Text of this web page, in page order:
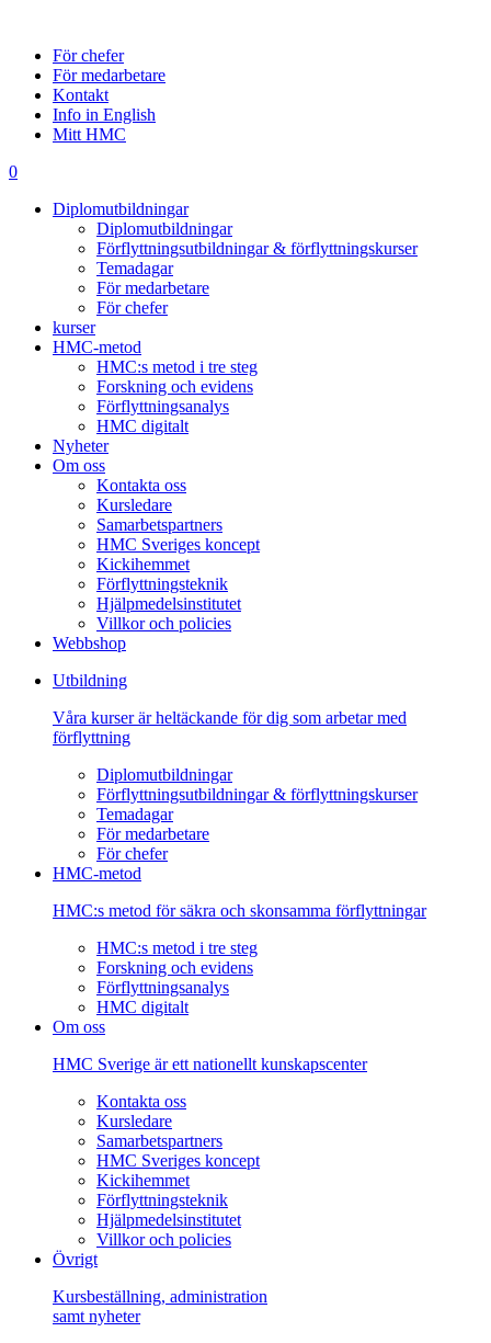
För chefer
För medarbetare
Kontakt
Info in English
Mitt HMC
0
Diplomutbildningar
Diplomutbildningar
Förflyttningsutbildningar & förflyttningskurser
Temadagar
För medarbetare
För chefer
kurser
HMC-metod
HMC:s metod i tre steg
Forskning och evidens
Förflyttningsanalys
HMC digitalt
Nyheter
Om oss
Kontakta oss
Kursledare
Samarbetspartners
HMC Sveriges koncept
Kickihemmet
Förflyttningsteknik
Hjälpmedelsinstitutet
Villkor och policies
Webbshop
Utbildning
Våra kurser är heltäckande för dig som arbetar med
förflyttning
Diplomutbildningar
Förflyttningsutbildningar & förflyttningskurser
Temadagar
För medarbetare
För chefer
HMC-metod
HMC:s metod för säkra och skonsamma förflyttningar
HMC:s metod i tre steg
Forskning och evidens
Förflyttningsanalys
HMC digitalt
Om oss
HMC Sverige är ett nationellt kunskapscenter
Kontakta oss
Kursledare
Samarbetspartners
HMC Sveriges koncept
Kickihemmet
Förflyttningsteknik
Hjälpmedelsinstitutet
Villkor och policies
Övrigt
Kursbeställning, administration
samt nyheter